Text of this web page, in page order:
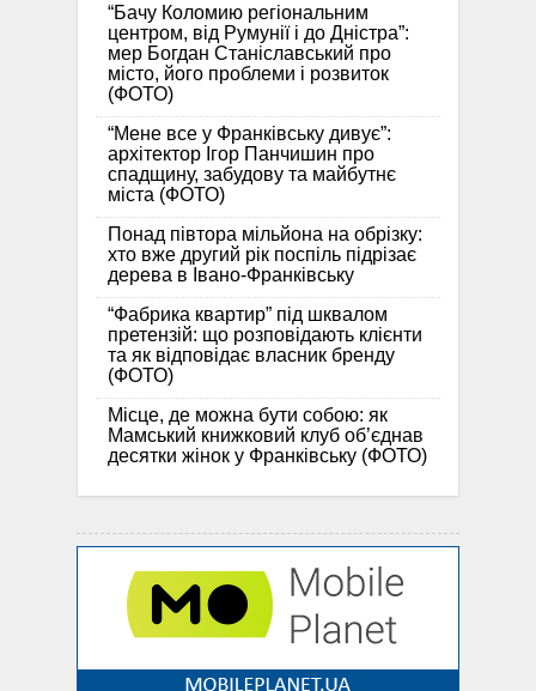
“Бачу Коломию регіональним
центром, від Румунії і до Дністра”:
мер Богдан Станіславський про
місто, його проблеми і розвиток
(ФОТО)
“Мене все у Франківську дивує”:
архітектор Ігор Панчишин про
спадщину, забудову та майбутнє
міста (ФОТО)
Понад півтора мільйона на обрізку:
хто вже другий рік поспіль підрізає
дерева в Івано-Франківську
“Фабрика квартир” під шквалом
претензій: що розповідають клієнти
та як відповідає власник бренду
(ФОТО)
Місце, де можна бути собою: як
Мамський книжковий клуб об’єднав
десятки жінок у Франківську (ФОТО)